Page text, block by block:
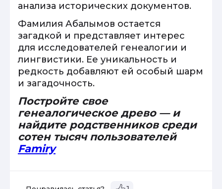
анализа исторических документов.
Фамилия Абалымов остается
загадкой и представляет интерес
для исследователей генеалогии и
лингвистики. Ее уникальность и
редкость добавляют ей особый шарм
и загадочность.
Постройте свое
генеалогическое древо — и
найдите родственников среди
сотен тысяч пользователей
Famiry